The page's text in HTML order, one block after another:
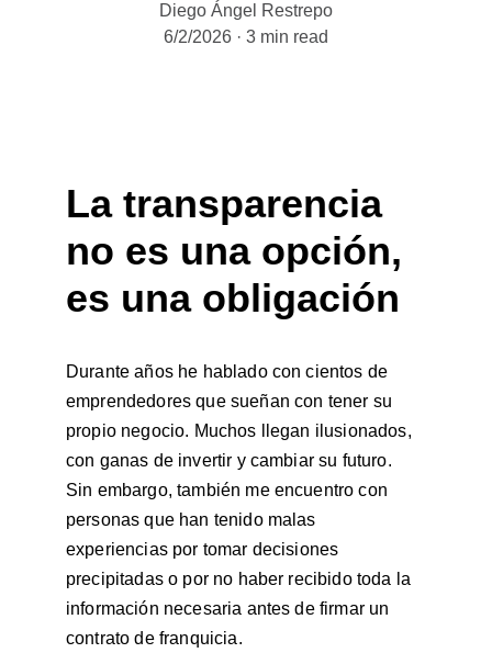
Diego Ángel Restrepo
6/2/2026
3 min read
La transparencia
no es una opción,
es una obligación
Durante años he hablado con cientos de
emprendedores que sueñan con tener su
propio negocio. Muchos llegan ilusionados,
con ganas de invertir y cambiar su futuro.
Sin embargo, también me encuentro con
personas que han tenido malas
experiencias por tomar decisiones
precipitadas o por no haber recibido toda la
información necesaria antes de firmar un
contrato de franquicia.